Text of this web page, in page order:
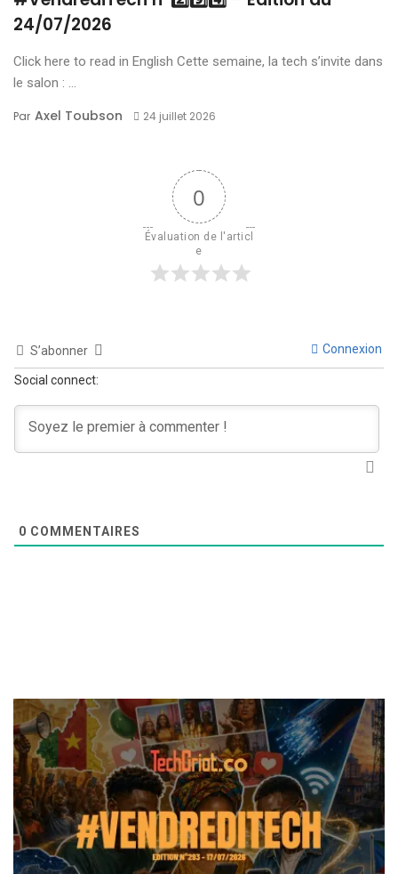
24/07/2026
Click here to read in English Cette semaine, la tech s’invite dans
le salon : ...
Par Axel Toubson 24 juillet 2026
0
Évaluation de l'articl
e
S’abonner Connexion
Social connect:
0 COMMENTAIRES